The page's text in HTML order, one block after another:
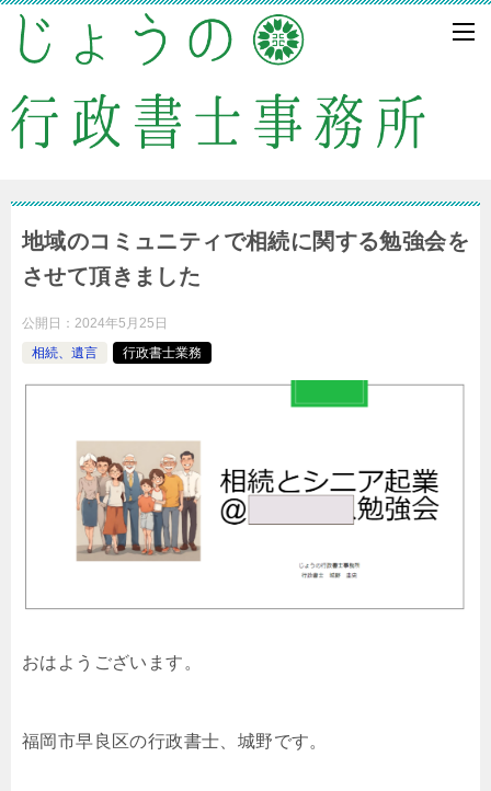
地域のコミュニティで相続に関する勉強会を
させて頂きました
公開日： 2024年5月25日
相続、遺言
行政書士業務
おはようございます。
福岡市早良区の行政書士、城野です。